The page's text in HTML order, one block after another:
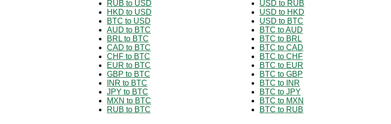
RUB to USD
HKD to USD
BTC to USD
AUD to BTC
BRL to BTC
CAD to BTC
CHF to BTC
EUR to BTC
GBP to BTC
INR to BTC
JPY to BTC
MXN to BTC
RUB to BTC
USD to RUB
USD to HKD
USD to BTC
BTC to AUD
BTC to BRL
BTC to CAD
BTC to CHF
BTC to EUR
BTC to GBP
BTC to INR
BTC to JPY
BTC to MXN
BTC to RUB